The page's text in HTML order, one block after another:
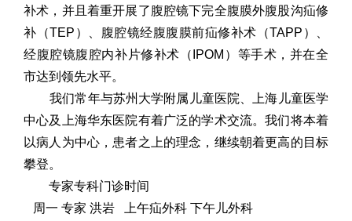
补术，并且着重开展了腹腔镜下完全腹膜外腹股沟疝修
补（TEP）、腹腔镜经腹腹膜前疝修补术（TAPP）、
经腹腔镜腹腔内补片修补术（IPOM）等手术，并在全
市达到领先水平。
我们常年与苏州大学附属儿童医院、上海儿童医学
中心及上海华东医院有着广泛的学术交流。我们将本着
以病人为中心，患者之上的理念，继续朝着更高的目标
攀登。
专家专科门诊时间
周一 专家 洪岩 上午疝外科 下午儿外科